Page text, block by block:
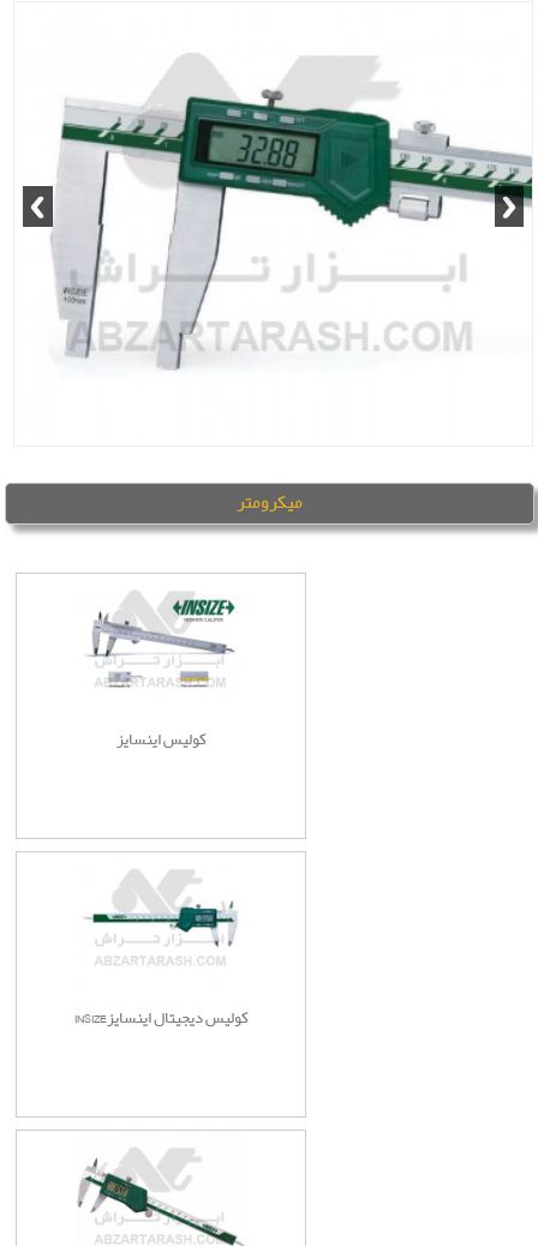
.
.
#کولیس دیجیتال 60 سانت فک بلند INSIZE (اینسایز) با فک 20 سانت مدل 603-1106 با دقت 0.01
میکرومتر
کولیس اینسایز
کولیس دیجیتال اینسایزINSIZE